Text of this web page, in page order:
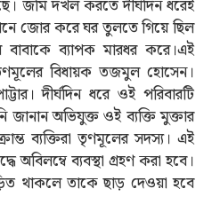
জমি দখল করতে দীর্ঘদিন ধরেই
জোর করে ঘর তুলতে গিয়ে ছিল
ব্যাপক মারধর করে।এই
বিধায়ক তজমুল হোসেন।
দীর্ঘদিন ধরে ওই পরিবারটি
অভিযুক্ত ওই ব্যক্তি মুক্তার
ব্যক্তিরা তৃণমূলের সদস্য। এই
অবিলম্বে ব্যবস্থা গ্রহণ করা হবে।
থাকলে তাকে ছাড় দেওয়া হবে